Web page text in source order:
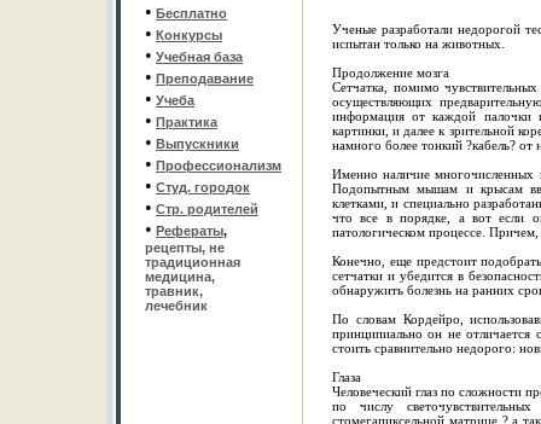
• Бесплатно
• Конкурсы
• Учебная база
• Преподавание
• Учеба
• Практика
• Выпускники
• Профессионализм
• Студ. городок
• Стр. родителей
• Рефераты,
рецепты, не
традиционная
медицина,
травник,
лечебник
Ученые разработали недорогой
испытан только на животных.
Продолжение мозга
Сетчатка, помимо
осуществляющих
информация от каждой палочки
картинки, и далее к зрительной
намного более тонкий ?кабель? от
Именно наличие многочисленных
Подопытным мышам и крысам
клетками, и специально
что все в порядке, а вот если
патологическом процессе.
Конечно, еще предстоит
сетчатки и убедится в
обнаружить болезнь на ранних
По словам Кордейро,
принципиально он не
стоить сравнительно недорого:
Глаза
Человеческий глаз по сложности
по числу
стомегапиксельной матрице ? а